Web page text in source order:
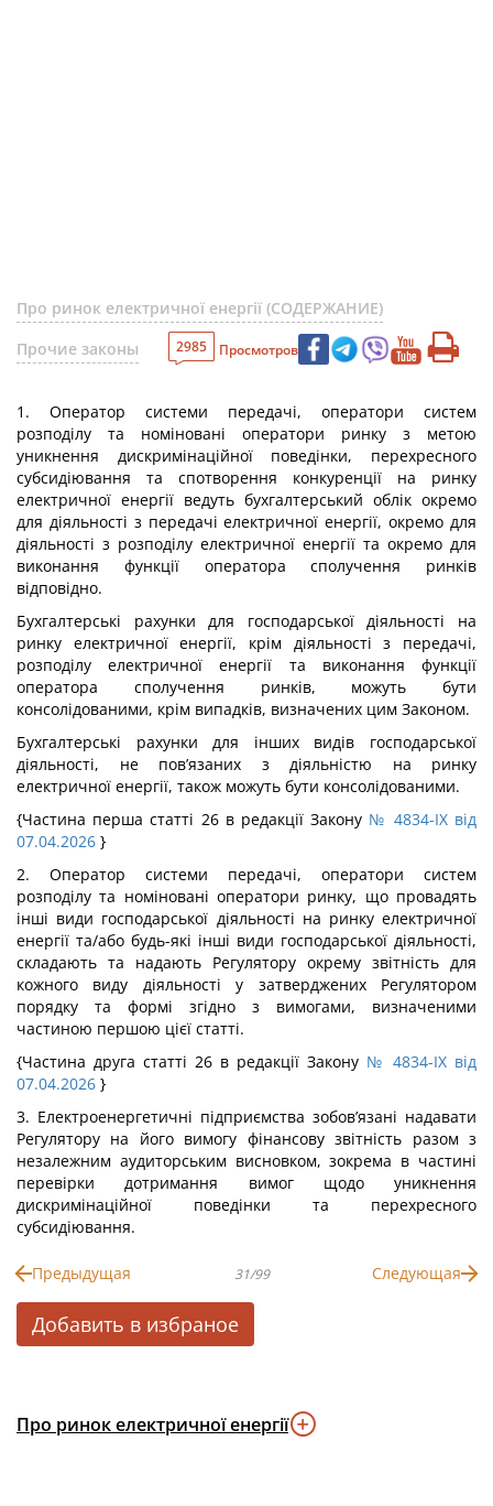
Про ринок електричної енергії (СОДЕРЖАНИЕ)
Прочие законы
2985 Просмотров
1. Оператор системи передачі, оператори систем
розподілу та номіновані оператори ринку з метою
уникнення дискримінаційної поведінки, перехресного
субсидіювання та спотворення конкуренції на ринку
електричної енергії ведуть бухгалтерський облік окремо
для діяльності з передачі електричної енергії, окремо для
діяльності з розподілу електричної енергії та окремо для
виконання функції оператора сполучення ринків
відповідно.
Бухгалтерські рахунки для господарської діяльності на
ринку електричної енергії, крім діяльності з передачі,
розподілу електричної енергії та виконання функції
оператора сполучення ринків, можуть бути
консолідованими, крім випадків, визначених цим Законом.
Бухгалтерські рахунки для інших видів господарської
діяльності, не пов’язаних з діяльністю на ринку
електричної енергії, також можуть бути консолідованими.
{Частина перша статті 26 в редакції Закону № 4834-IX від
07.04.2026 }
2. Оператор системи передачі, оператори систем
розподілу та номіновані оператори ринку, що провадять
інші види господарської діяльності на ринку електричної
енергії та/або будь-які інші види господарської діяльності,
складають та надають Регулятору окрему звітність для
кожного виду діяльності у затверджених Регулятором
порядку та формі згідно з вимогами, визначеними
частиною першою цієї статті.
{Частина друга статті 26 в редакції Закону № 4834-IX від
07.04.2026 }
3. Електроенергетичні підприємства зобов’язані надавати
Регулятору на його вимогу фінансову звітність разом з
незалежним аудиторським висновком, зокрема в частині
перевірки дотримання вимог щодо уникнення
дискримінаційної поведінки та перехресного
субсидіювання.
Предыдущая 31/99 Следующая
Добавить в избраное
Про ринок електричної енергії